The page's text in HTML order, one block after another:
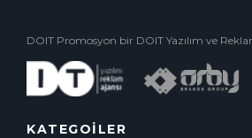
DOIT Promosyon bir DOIT Yazılım ve
KATEGOİLER